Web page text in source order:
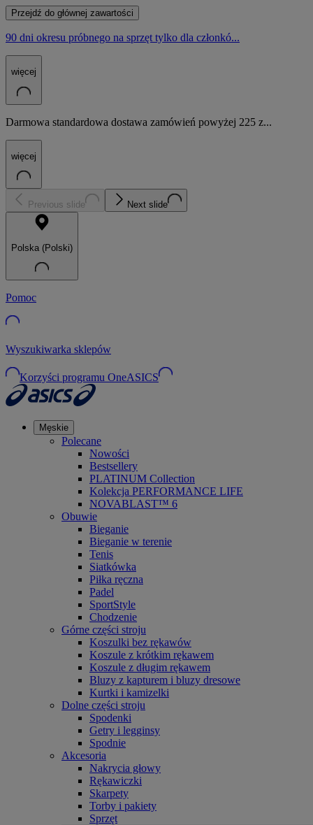
Przejdź do głównej zawartości
90 dni okresu próbnego na sprzęt tylko dla członkó...
więcej
Darmowa standardowa dostawa zamówień powyżej 225 z...
więcej
Previous slide Next slide
Polska (Polski)
Pomoc
Wyszukiwarka sklepów
Korzyści programu OneASICS
Męskie
Polecane
Nowości
Bestsellery
PLATINUM Collection
Kolekcja PERFORMANCE LIFE
NOVABLAST™ 6
Obuwie
Bieganie
Bieganie w terenie
Tenis
Siatkówka
Piłka ręczna
Padel
SportStyle
Chodzenie
Górne części stroju
Koszulki bez rękawów
Koszule z krótkim rękawem
Koszule z długim rękawem
Bluzy z kapturem i bluzy dresowe
Kurtki i kamizelki
Dolne części stroju
Spodenki
Getry i legginsy
Spodnie
Akcesoria
Nakrycia głowy
Rękawiczki
Skarpety
Torby i pakiety
Sprzęt